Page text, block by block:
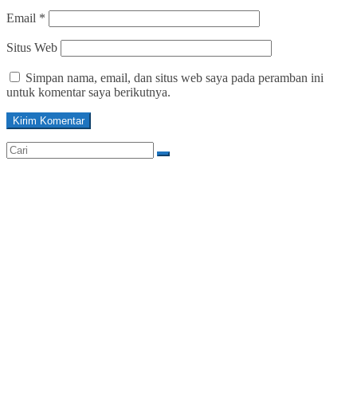
Email *
Situs Web
Simpan nama, email, dan situs web saya pada peramban ini
untuk komentar saya berikutnya.